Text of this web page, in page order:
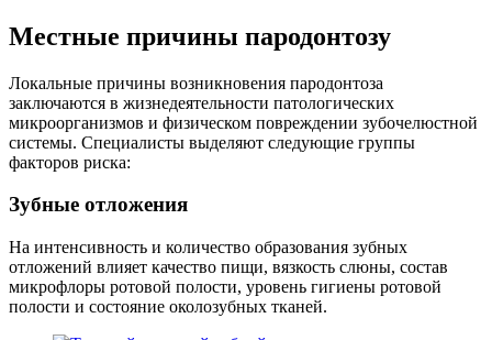
Местные причины пародонтозу
Локальные причины возникновения пародонтоза
заключаются в жизнедеятельности патологических
микроорганизмов и физическом повреждении зубочелюстной
системы. Специалисты выделяют следующие группы
факторов риска:
Зубные отложения
На интенсивность и количество образования зубных
отложений влияет качество пищи, вязкость слюны, состав
микрофлоры ротовой полости, уровень гигиены ротовой
полости и состояние околозубных тканей.